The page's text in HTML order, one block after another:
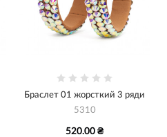
Браслет 01 жорсткий 3 ряди
5310
520.00 ₴